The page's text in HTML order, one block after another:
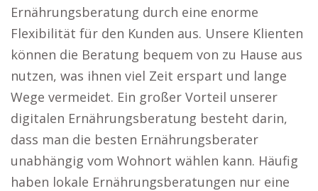
Ernährungsberatung durch eine enorme
Flexibilität für den Kunden aus. Unsere Klienten
können die Beratung bequem von zu Hause aus
nutzen, was ihnen viel Zeit erspart und lange
Wege vermeidet. Ein großer Vorteil unserer
digitalen Ernährungsberatung besteht darin,
dass man die besten Ernährungsberater
unabhängig vom Wohnort wählen kann. Häufig
haben lokale Ernährungsberatungen nur eine